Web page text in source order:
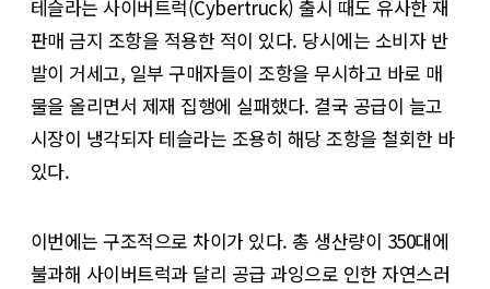
테슬라는 사이버트럭(Cybertruck) 출시 때도 유사한 재
판매 금지 조항을 적용한 적이 있다. 당시에는 소비자 반
발이 거세고, 일부 구매자들이 조항을 무시하고 바로 매
물을 올리면서 제재 집행에 실패했다. 결국 공급이 늘고
시장이 냉각되자 테슬라는 조용히 해당 조항을 철회한 바
있다.
이번에는 구조적으로 차이가 있다. 총 생산량이 350대에
불과해 사이버트럭과 달리 공급 과잉으로 인한 자연스러